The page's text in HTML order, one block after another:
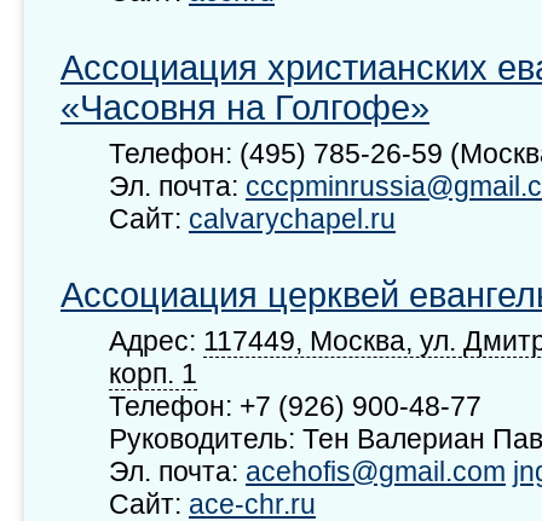
Ассоциация христианских
«Часовня на Голгофе»
Телефон: (495) 785-26-59
Эл. почта:
Сайт: calvarychapel.ru
Ассоциация церквей
Адрес: 117449, Москва, ул.
корп. 1
Телефон: +7 (926) 900-48-77
Руководитель: Тен Валериан
Эл. почта: acehofis@gmail.com
Сайт: ace-chr.ru